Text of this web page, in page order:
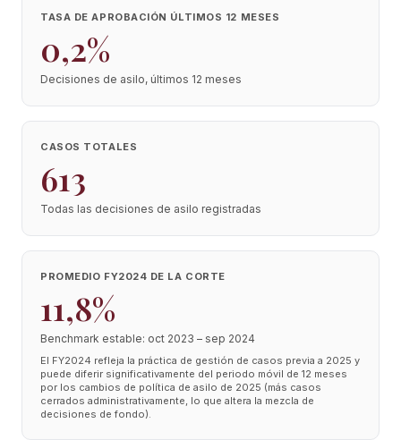
TASA DE APROBACIÓN ÚLTIMOS 12 MESES
0,2%
Decisiones de asilo, últimos 12 meses
CASOS TOTALES
613
Todas las decisiones de asilo registradas
PROMEDIO FY2024 DE LA CORTE
11,8%
Benchmark estable: oct 2023 – sep 2024
El FY2024 refleja la práctica de gestión de casos previa a 2025 y
puede diferir significativamente del periodo móvil de 12 meses
por los cambios de política de asilo de 2025 (más casos
cerrados administrativamente, lo que altera la mezcla de
decisiones de fondo).